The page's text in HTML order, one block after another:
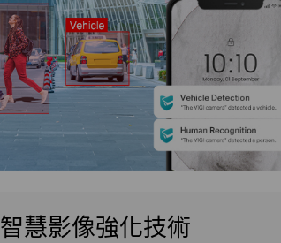
智慧影像強化技術